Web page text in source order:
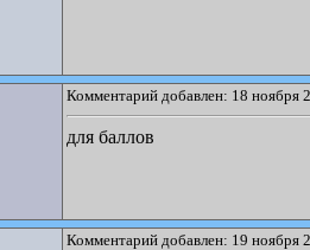
Комментарий добавлен: 18 ноября
для баллов
Комментарий добавлен: 19 ноября